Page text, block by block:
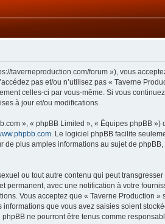
taverneproduction.com/forum »), vous
pas et/ou n’utilisez pas « Taverne
celles-ci par vous-même. Si vous
à jour et/ou modifications.
», « phpBB Limited », « Équipes phpBB »)
. Le logiciel phpBB facilite
de plus amples informations au sujet de
ou tout autre contenu qui peut
avec une notification à votre
Vous acceptez que « Taverne Production
que vous avez saisies soient
ne pourront être tenus comme